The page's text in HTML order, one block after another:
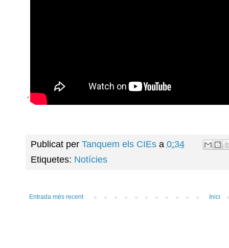
´
Publicat per Tanquem els CIEs a 0:34
Etiquetes: Notícies
Entrada més recent Inici